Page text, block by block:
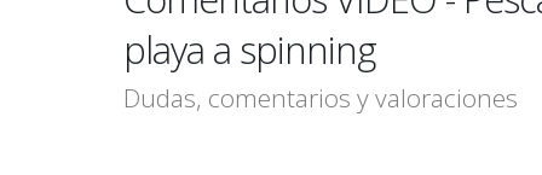
playa a spinning
Dudas, comentarios y valoraciones